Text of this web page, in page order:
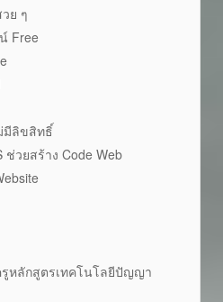
ย ๆ
Free
มีลิขสิทธิ์
ช่วยสร้าง Code Web
รูหลักสูตรเทคโนโลยีปัญญา